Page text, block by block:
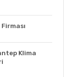
Klima